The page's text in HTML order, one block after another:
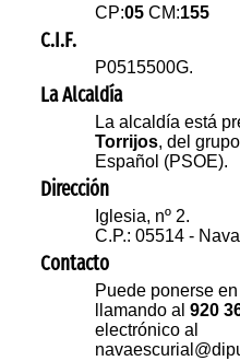
CP:05 CM:155
C.I.F.
P0515500G.
La Alcaldía
La alcaldía está
Torrijos, del
Español (PSOE).
Dirección
Iglesia, nº 2.
C.P.: 05514 -
Contacto
Puede ponerse
llamando al920
electrónico al